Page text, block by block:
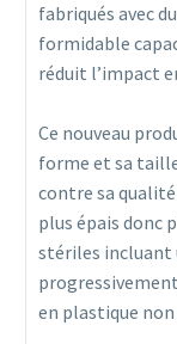
fabriqués avec
formidable
réduit l’impact
Ce nouveau
forme et sa
contre sa
plus épais donc
stériles incluant
en plastique